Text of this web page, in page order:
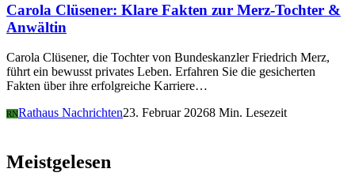
Carola Clüsener: Klare Fakten zur Merz-Tochter &
Anwältin
Carola Clüsener, die Tochter von Bundeskanzler Friedrich Merz,
führt ein bewusst privates Leben. Erfahren Sie die gesicherten
Fakten über ihre erfolgreiche Karriere…
RNRathaus Nachrichten23. Februar 20268 Min. Lesezeit
Meistgelesen